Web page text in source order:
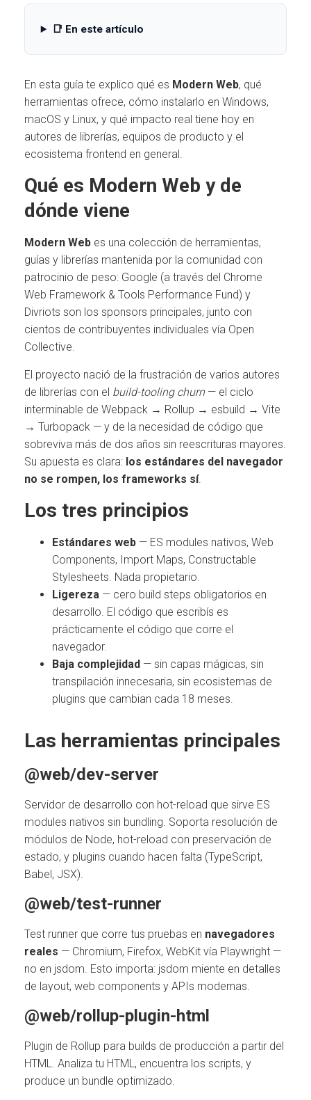
📑 En este artículo
En esta guía te explico qué es Modern Web, qué
herramientas ofrece, cómo instalarlo en Windows,
macOS y Linux, y qué impacto real tiene hoy en
autores de librerías, equipos de producto y el
ecosistema frontend en general.
Qué es Modern Web y de
dónde viene
Modern Web es una colección de herramientas,
guías y librerías mantenida por la comunidad con
patrocinio de peso: Google (a través del Chrome
Web Framework & Tools Performance Fund) y
Divriots son los sponsors principales, junto con
cientos de contribuyentes individuales vía Open
Collective.
El proyecto nació de la frustración de varios autores
de librerías con el build-tooling churn— el ciclo
interminable de Webpack → Rollup → esbuild → Vite
→ Turbopack — y de la necesidad de código que
sobreviva más de dos años sin reescrituras mayores.
Su apuesta es clara: los estándares del navegador
no se rompen, los frameworks sí.
Los tres principios
Estándares web — ES modules nativos, Web
Components, Import Maps, Constructable
Stylesheets. Nada propietario.
Ligereza — cero build steps obligatorios en
desarrollo. El código que escribís es
prácticamente el código que corre el
navegador.
Baja complejidad — sin capas mágicas, sin
transpilación innecesaria, sin ecosistemas de
plugins que cambian cada 18 meses.
Las herramientas principales
@web/dev-server
Servidor de desarrollo con hot-reload que sirve ES
modules nativos sin bundling. Soporta resolución de
módulos de Node, hot-reload con preservación de
estado, y plugins cuando hacen falta (TypeScript,
Babel, JSX).
@web/test-runner
Test runner que corre tus pruebas en navegadores
reales — Chromium, Firefox, WebKit vía Playwright —
no en jsdom. Esto importa: jsdom miente en detalles
de layout, web components y APIs modernas.
@web/rollup-plugin-html
Plugin de Rollup para builds de producción a partir del
HTML. Analiza tu HTML, encuentra los scripts, y
produce un bundle optimizado.